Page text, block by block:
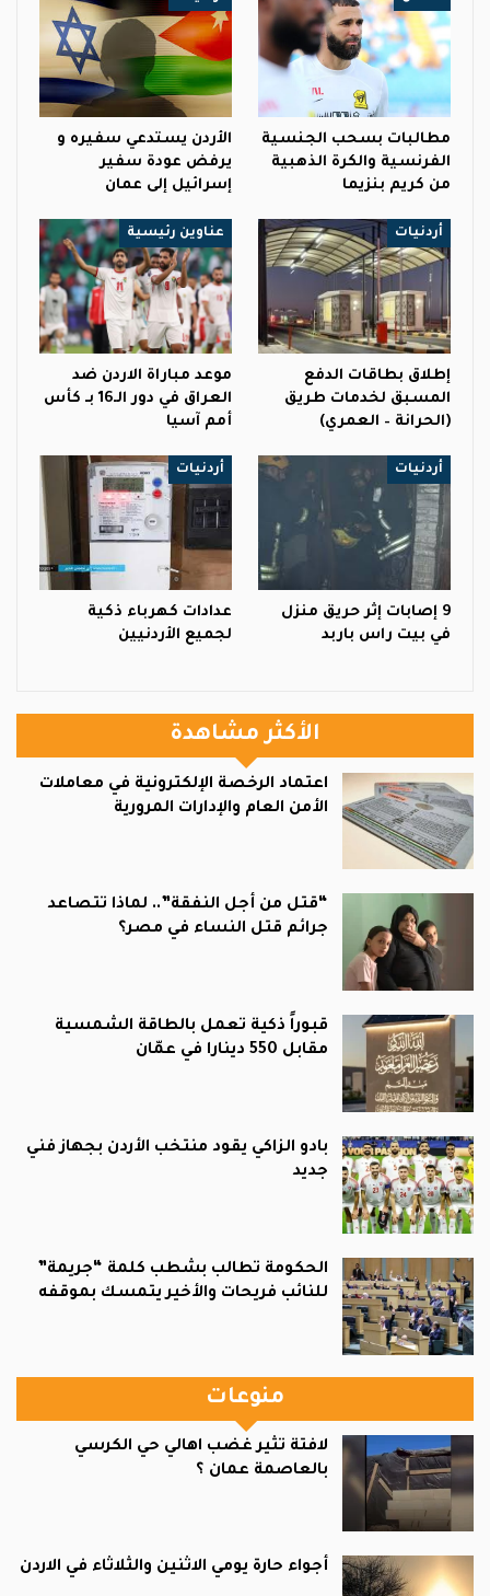
مطالبات بسحب الجنسية
الفرنسية والكرة الذهبية
من كريم بنزيما
الأردن يستدعي سفيره و
يرفض عودة سفير
إسرائيل إلى عمان
أردنيات
إطلاق بطاقات الدفع
المسبق لخدمات طريق
(الحرانة – العمري)
عناوين رئيسية
موعد مباراة الاردن ضد
العراق في دور الـ16 بـ كأس
أمم آسيا
أردنيات
9 إصابات إثر حريق منزل
في بيت راس باربد
أردنيات
عدادات كهرباء ذكية
لجميع الأردنيين
الأكثر مشاهدة
اعتماد الرخصة الإلكترونية في معاملات
الأمن العام والإدارات المرورية
“قتل من أجل النفقة”.. لماذا تتصاعد
جرائم قتل النساء في مصر؟
قبوراً ذكية تعمل بالطاقة الشمسية
مقابل 550 دينارا في عمّان
بادو الزاكي يقود منتخب الأردن بجهاز فني
جديد
الحكومة تطالب بشطب كلمة “جريمة”
للنائب فريحات والأخير يتمسك بموقفه
منوعات
لافتة تثير غضب اهالي حي الكرسي
بالعاصمة عمان ؟
أجواء حارة يومي الاثنين والثلاثاء في الاردن